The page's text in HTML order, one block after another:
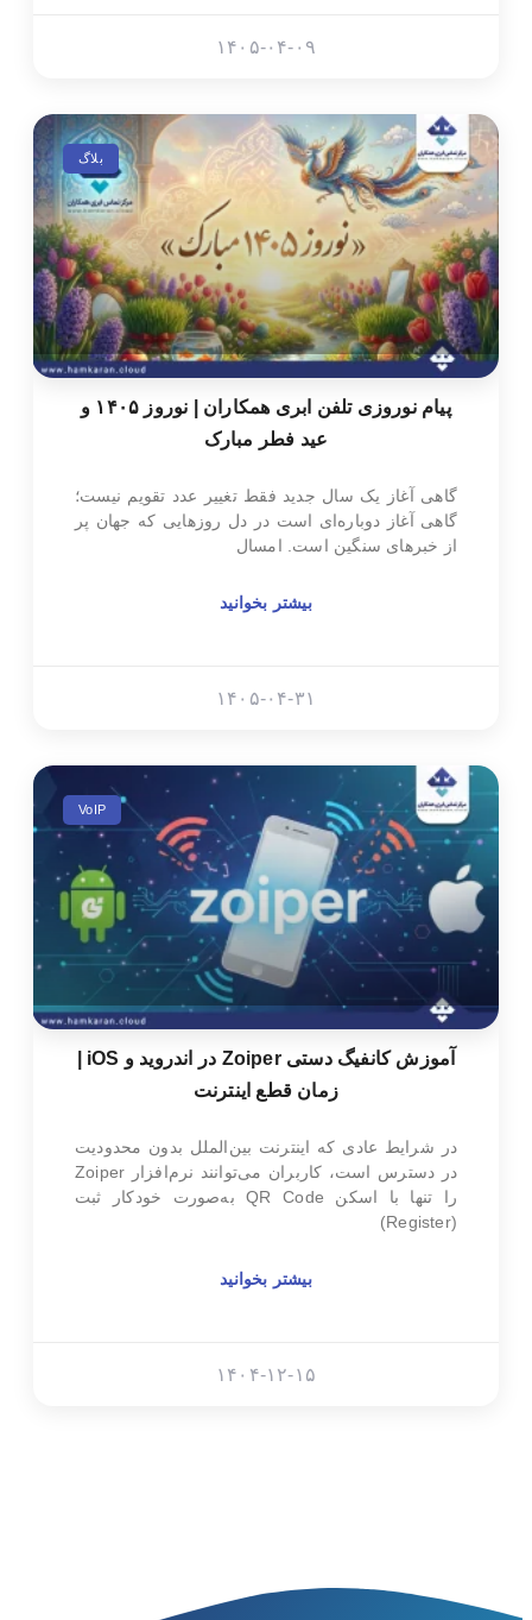
۱۴۰۵-۰۴-۰۹
بلاگ
پیام نوروزی تلفن ابری همکاران | نوروز ۱۴۰۵ و
عید فطر مبارک
گاهی آغاز یک سال جدید فقط تغییر عدد تقویم نیست؛
گاهی آغاز دوباره‌ای است در دل روزهایی که جهان پر
از خبرهای سنگین است. امسال
بیشتر بخوانید
۱۴۰۵-۰۴-۳۱
VoIP
زمان قطع اینترنت
در شرایط عادی که اینترنت بین‌الملل بدون محدودیت
در دسترس است، کاربران می‌توانند نرم‌افزار Zoiper
را تنها با اسکن QR Code به‌صورت خودکار ثبت
(Register)
بیشتر بخوانید
۱۴۰۴-۱۲-۱۵